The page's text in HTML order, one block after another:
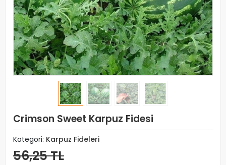
Crimson Sweet Karpuz Fidesi
Kategori: Karpuz Fideleri
56,25 TL